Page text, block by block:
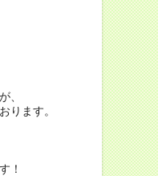
、
ります。
！